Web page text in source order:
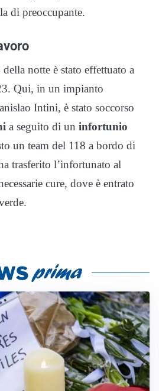
di preoccupante.
notte è stato effettuato a
Qui, in un impianto
Intini, è stato soccorso
a seguito di un infortunio
un team del 118 a bordo di
trasferito l’infortunato al
cure, dove è entrato